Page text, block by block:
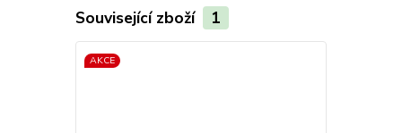
Související zboží 1
AKCE